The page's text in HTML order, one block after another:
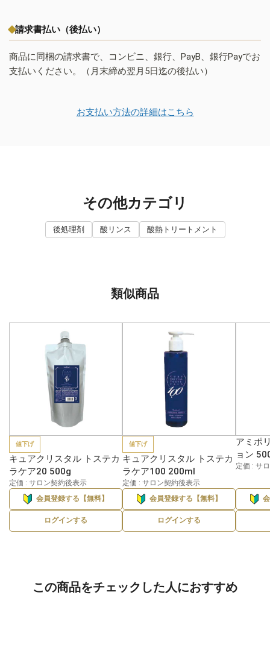
請求書払い（後払い）
商品に同梱の請求書で、コンビニ、銀行、PayB、銀行Payでお
支払いください。（月末締め翌月5日迄の後払い）
お支払い方法の詳細はこちら
その他カテゴリ
後処理剤 酸リンス 酸熱トリートメント
類似商品
値下げ
キュアクリスタル トステカ
ラケア20 500g
定価 : サロン契約後表示
会員登録する【無料】
ログインする
値下げ
キュアクリスタル トステカ
ラケア100 200ml
定価 : サロン契約後表示
会員登録する【無料】
ログインする
アミポ
ョン
定価 : サ
この商品をチェックした人におすすめ